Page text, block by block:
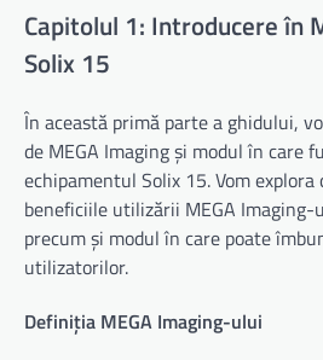
Capitolul 1: Introducere în
Solix 15
În această primă parte a ghidului,
de MEGA Imaging și modul în care
echipamentul Solix 15. Vom
beneficiile utilizării MEGA Imaging-
precum și modul în care poate
utilizatorilor.
Definiția MEGA Imaging-ului